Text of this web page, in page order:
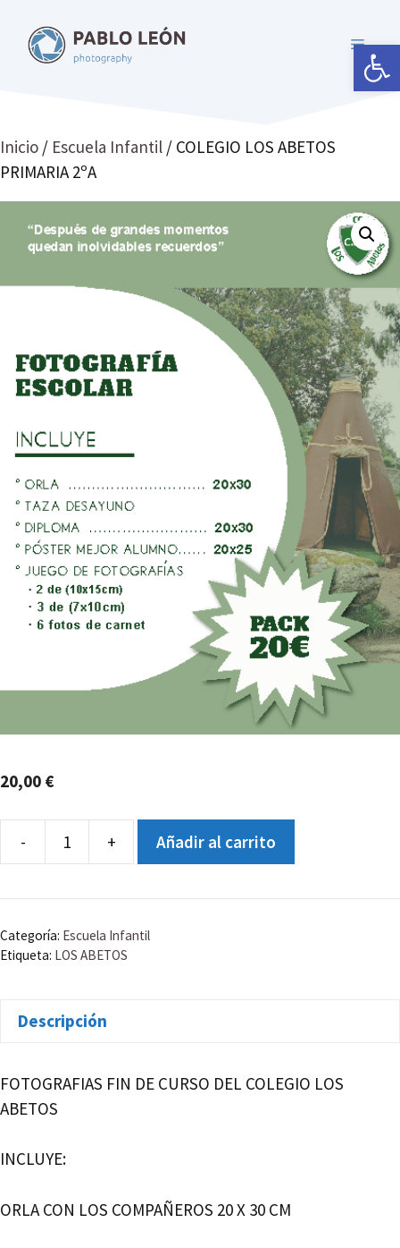
Abrir
contenido
MENÚ
Inicio / Escuela Infantil / COLEGIO LOS ABETOS
PRIMARIA 2ºA
20,00 €
-
COLEGIO
ABETOS
PRIMARIA
+ Añadir al carrito
Categoría: Escuela Infantil
Etiqueta: LOS ABETOS
Descripción
FOTOGRAFIAS FIN DE CURSO DEL COLEGIO LOS
ABETOS
INCLUYE:
ORLA CON LOS COMPAÑEROS 20 X 30 CM